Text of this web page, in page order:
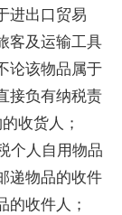
进出口贸易
客及运输工具
论该物品属于
接负有纳税责
收货人；
个人自用物品
递物品的收件
的收件人；